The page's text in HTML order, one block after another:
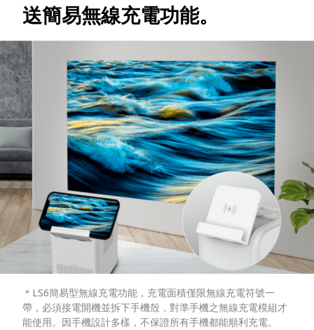
送簡易無線充電功能。
＊LS6簡易型無線充電功能，充電面積僅限無線充電符號一
帶，必須接電開機並拆下手機殼，對準手機之無線充電模組才
能使用。因手機設計多樣，不保證所有手機都能順利充電。